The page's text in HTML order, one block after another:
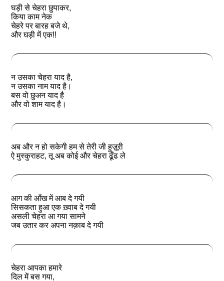
घड़ी से चेहरा छुपाकर,
किया काम नेक
चेहरे पर बारह बजे थे,
और घड़ी में एक!!
न उसका चेहरा याद है,
न उसका नाम याद है।
बस वो छुअन याद है
और वो शाम याद है।
अब और न हो सकेगी हम से तेरी जी हुज़ूरी
ऐ मुस्कुराहट, तू अब कोई और चेहरा ढूँढ ले
आग की आँख में आब दे गयी
सिसकता हुआ एक ख़्वाब दे गयी
असली चेहरा आ गया सामने
जब उतार कर अपना नक़ाब दे गयी
चेहरा आपका हमारे
दिल में बस गया,